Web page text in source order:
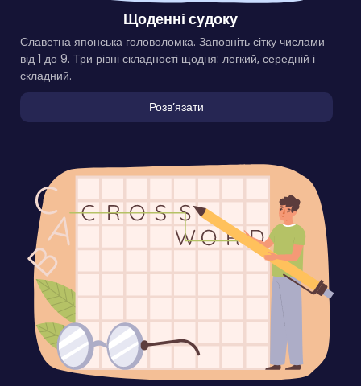
Щоденні судоку
Славетна японська головоломка. Заповніть сітку числами
від 1 до 9. Три рівні складності щодня: легкий, середній і
складний.
Розвʼязати